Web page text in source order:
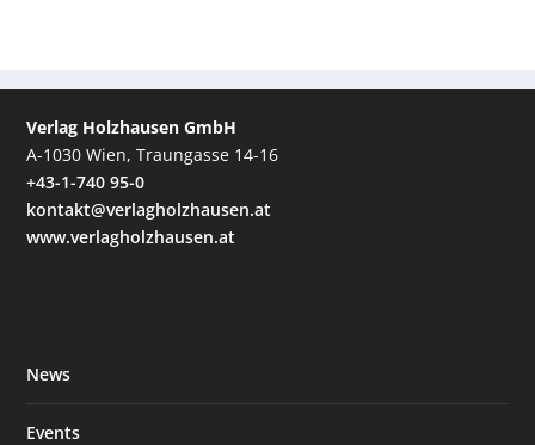
Verlag Holzhausen GmbH
A-1030 Wien, Traungasse 14-16
+43-1-740 95-0
kontakt@verlagholzhausen.at
www.verlagholzhausen.at
News
Events